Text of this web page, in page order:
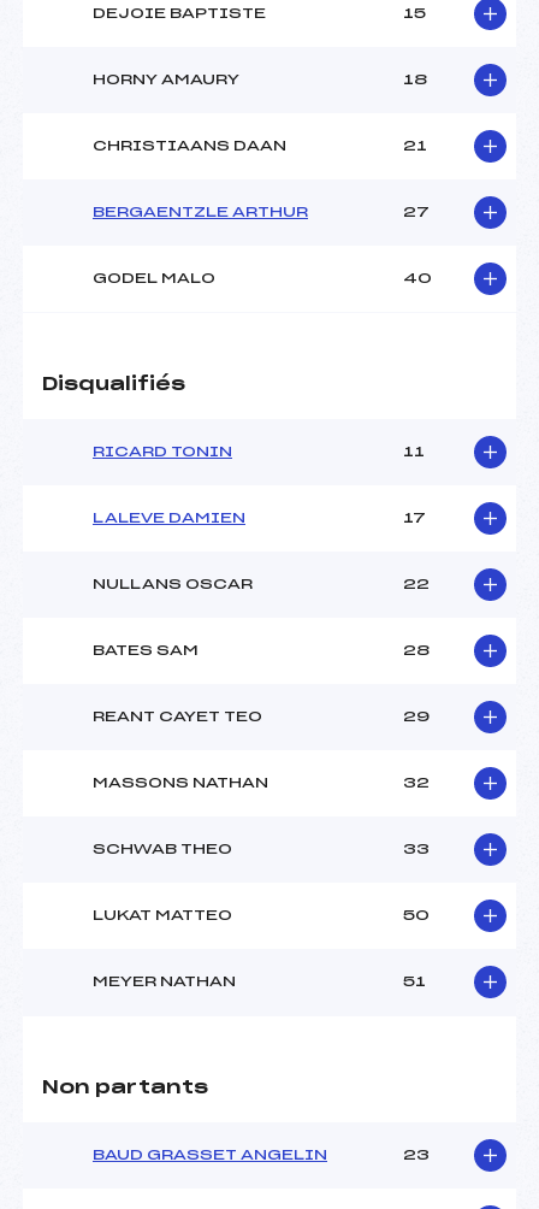
DEJOIE BAPTISTE 15
HORNY AMAURY 18
CHRISTIAANS DAAN 21
BERGAENTZLE ARTHUR 27
GODEL MALO 40
Disqualifiés
RICARD TONIN 11
LALEVE DAMIEN 17
NULLANS OSCAR 22
BATES SAM 28
REANT CAYET TEO 29
MASSONS NATHAN 32
SCHWAB THEO 33
LUKAT MATTEO 50
MEYER NATHAN 51
Non partants
BAUD GRASSET ANGELIN 23